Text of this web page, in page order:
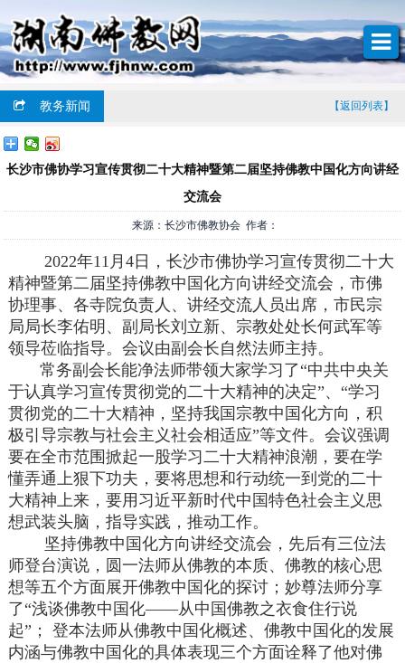
教务新闻 【返回列表】
长沙市佛协学习宣传贯彻二十大精神暨第二届坚持佛教中国化方向讲经
交流会
来源：长沙市佛教协会 作者：
2022年11月4日，长沙市佛协学习宣传贯彻二十大
精神暨第二届坚持佛教中国化方向讲经交流会，市佛
协理事、各寺院负责人、讲经交流人员出席，市民宗
局局长李佑明、副局长刘立新、宗教处处长何武军等
领导莅临指导。会议由副会长自然法师主持。
常务副会长能净法师带领大家学习了“中共中央关
于认真学习宣传贯彻党的二十大精神的决定”、“学习
贯彻党的二十大精神，坚持我国宗教中国化方向，积
极引导宗教与社会主义社会相适应”等文件。会议强调
要在全市范围掀起一股学习二十大精神浪潮，要在学
懂弄通上狠下功夫，要将思想和行动统一到党的二十
大精神上来，要用习近平新时代中国特色社会主义思
想武装头脑，指导实践，推动工作。
坚持佛教中国化方向讲经交流会，先后有三位法
师登台演说，圆一法师从佛教的本质、佛教的核心思
想等五个方面展开佛教中国化的探讨；妙尊法师分享
了“浅谈佛教中国化——从中国佛教之衣食住行说
起”； 登本法师从佛教中国化概述、佛教中国化的发展
内涵与佛教中国化的具体表现三个方面诠释了他对佛